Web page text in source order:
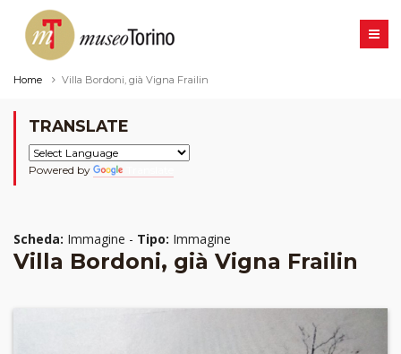
Home Villa Bordoni, già Vigna Frailin
TRANSLATE
Powered by
Scheda: Immagine - Tipo: Immagine
Villa Bordoni, già Vigna Frailin